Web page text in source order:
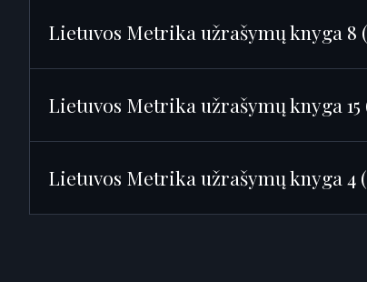
Lietuvos Metrika užrašymų knyga 8
Lietuvos Metrika užrašymų knyga 15
Lietuvos Metrika užrašymų knyga 4